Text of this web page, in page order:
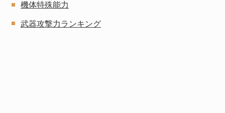
機体特殊能力
武器攻撃力ランキング